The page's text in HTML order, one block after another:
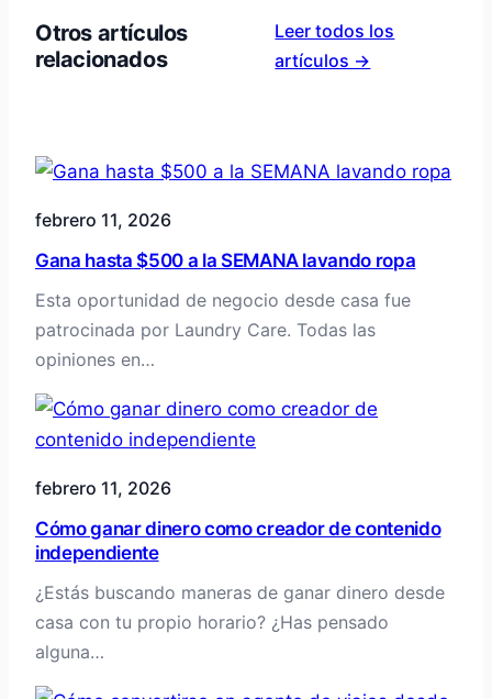
Otros artículos
relacionados
Leer todos los
artículos →
febrero 11, 2026
Gana hasta $500 a la SEMANA lavando ropa
Esta oportunidad de negocio desde casa fue
patrocinada por Laundry Care. Todas las
opiniones en…
febrero 11, 2026
Cómo ganar dinero como creador de contenido
independiente
¿Estás buscando maneras de ganar dinero desde
casa con tu propio horario? ¿Has pensado
alguna…